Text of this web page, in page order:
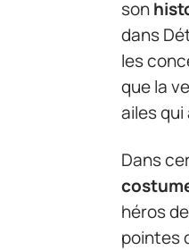
son
dans
les
que la
ailes
Dans
héros
pointes